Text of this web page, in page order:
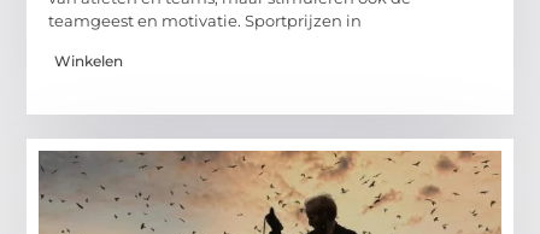
teamgeest en motivatie. Sportprijzen in
Winkelen